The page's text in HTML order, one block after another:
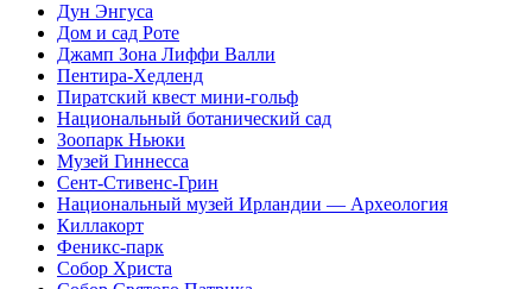
Дун Энгуса
Дом и сад Роте
Джамп Зона Лиффи Валли
Пентира-Хедленд
Пиратский квест мини-гольф
Национальный ботанический сад
Зоопарк Ньюки
Музей Гиннесса
Сент-Стивенс-Грин
Национальный музей Ирландии — Археология
Киллакорт
Феникс-парк
Собор Христа